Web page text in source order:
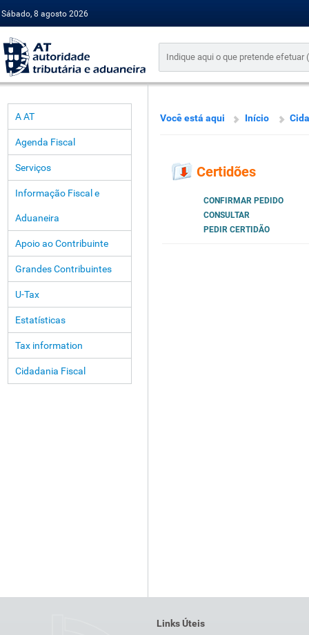
Sábado, 8 agosto 2026
A AT
Agenda Fiscal
Serviços
Informação Fiscal e
Aduaneira
Apoio ao Contribuinte
Grandes Contribuintes
U-Tax
Estatísticas
Tax information
Cidadania Fiscal
Você está aqui Início
Certidões
CONFIRMAR PEDIDO
CONSULTAR
PEDIR CERTIDÃO
Links Úteis